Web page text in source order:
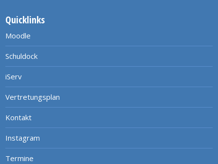
Quicklinks
Moodle
Schuldock
iServ
Vertretungsplan
Kontakt
Instagram
Termine